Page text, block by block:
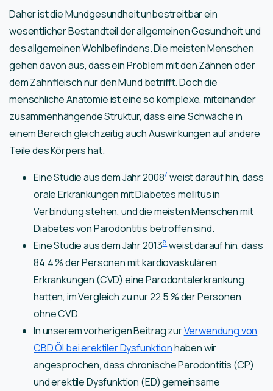
Daher ist die Mundgesundheit unbestreitbar ein
wesentlicher Bestandteil der allgemeinen Gesundheit und
des allgemeinen Wohlbefindens. Die meisten Menschen
gehen davon aus, dass ein Problem mit den Zähnen oder
dem Zahnfleisch nur den Mund betrifft. Doch die
menschliche Anatomie ist eine so komplexe, miteinander
zusammenhängende Struktur, dass eine Schwäche in
einem Bereich gleichzeitig auch Auswirkungen auf andere
Teile des Körpers hat.
Eine Studie aus dem Jahr 20087weist darauf hin, dass
orale Erkrankungen mit Diabetes mellitus in
Verbindung stehen, und die meisten Menschen mit
Diabetes von Parodontitis betroffen sind.
Eine Studie aus dem Jahr 20138weist darauf hin, dass
84,4 % der Personen mit kardiovaskulären
Erkrankungen (CVD) eine Parodontalerkrankung
hatten, im Vergleich zu nur 22,5 % der Personen
ohne CVD.
In unserem vorherigen Beitrag zurVerwendung von
CBD Öl bei erektiler Dysfunktionhaben wir
angesprochen, dass chronische Parodontitis (CP)
und erektile Dysfunktion (ED) gemeinsame